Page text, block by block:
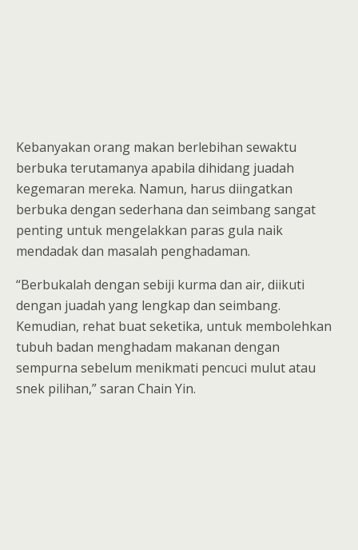
Kebanyakan orang makan berlebihan sewaktu
berbuka terutamanya apabila dihidang juadah
kegemaran mereka. Namun, harus diingatkan
berbuka dengan sederhana dan seimbang sangat
penting untuk mengelakkan paras gula naik
mendadak dan masalah penghadaman.
“Berbukalah dengan sebiji kurma dan air, diikuti
dengan juadah yang lengkap dan seimbang.
Kemudian, rehat buat seketika, untuk membolehkan
tubuh badan menghadam makanan dengan
sempurna sebelum menikmati pencuci mulut atau
snek pilihan,” saran Chain Yin.